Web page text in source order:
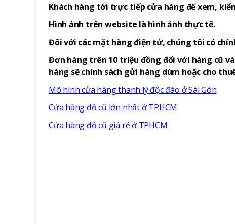
Khách hàng tới trực tiếp cửa hàng để xem,
Hình ảnh trên website là hình ảnh thực tế.
Đối với các mặt hàng điện tử, chúng tôi có
Đơn hàng trên 10 triệu đồng đối với hàng cũ
hàng sẽ chính sách gửi hàng dùm hoặc cho
Mô hình cửa hàng thanh lý độc đáo ở Sài Gòn
Cửa hàng đồ cũ lớn nhất ở TPHCM
Cửa hàng đồ cũ giá rẻ ở TPHCM